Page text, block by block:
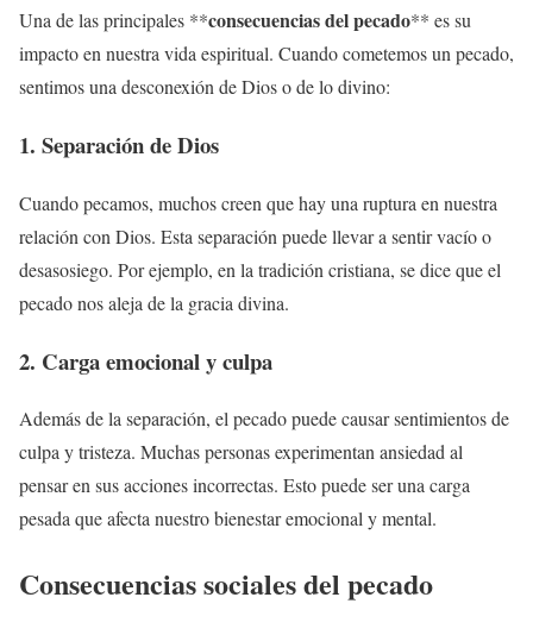
Una de las principales **consecuencias del pecado** es su
impacto en nuestra vida espiritual. Cuando cometemos un pecado,
sentimos una desconexión de Dios o de lo divino:
1. Separación de Dios
Cuando pecamos, muchos creen que hay una ruptura en nuestra
relación con Dios. Esta separación puede llevar a sentir vacío o
desasosiego. Por ejemplo, en la tradición cristiana, se dice que el
pecado nos aleja de la gracia divina.
2. Carga emocional y culpa
Además de la separación, el pecado puede causar sentimientos de
culpa y tristeza. Muchas personas experimentan ansiedad al
pensar en sus acciones incorrectas. Esto puede ser una carga
pesada que afecta nuestro bienestar emocional y mental.
Consecuencias sociales del pecado